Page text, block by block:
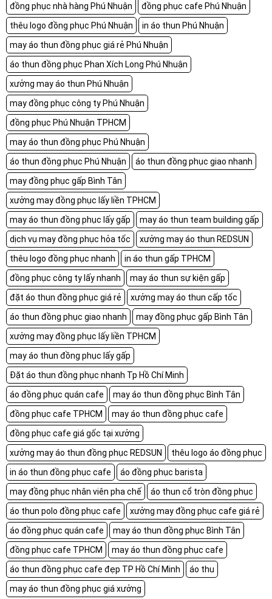
đồng phục nhà hàng Phú Nhuận
đồng phục cafe Phú Nhuận
thêu logo đồng phục Phú Nhuận
in áo thun Phú Nhuận
may áo thun đồng phục giá rẻ Phú Nhuận
áo thun đồng phục Phan Xích Long Phú Nhuận
xưởng may áo thun Phú Nhuận
may đồng phục công ty Phú Nhuận
đồng phục Phú Nhuận TPHCM
may áo thun đồng phục Phú Nhuận
áo thun đồng phục Phú Nhuận
áo thun đồng phục giao nhanh
may đồng phục gấp Bình Tân
xưởng may đồng phục lấy liền TPHCM
may áo thun đồng phục lấy gấp
may áo thun team building gấp
dịch vụ may đồng phục hỏa tốc
xưởng may áo thun REDSUN
thêu logo đồng phục nhanh
in áo thun gấp TPHCM
đồng phục công ty lấy nhanh
may áo thun sự kiện gấp
đặt áo thun đồng phục giá rẻ
xưởng may áo thun cấp tốc
áo thun đồng phục giao nhanh
may đồng phục gấp Bình Tân
xưởng may đồng phục lấy liền TPHCM
may áo thun đồng phục lấy gấp
Đặt áo thun đồng phục nhanh Tp Hồ Chí Minh
áo đồng phục quán cafe
may áo thun đồng phục Bình Tân
đồng phục cafe TPHCM
may áo thun đồng phục cafe
đồng phục cafe giá gốc tại xưởng
xưởng may áo thun đồng phục REDSUN
thêu logo áo đồng phục
in áo thun đồng phục cafe
áo đồng phục barista
may đồng phục nhân viên pha chế
áo thun cổ tròn đồng phục
áo thun polo đồng phục cafe
xưởng may đồng phục cafe giá rẻ
áo đồng phục quán cafe
may áo thun đồng phục Bình Tân
đồng phục cafe TPHCM
may áo thun đồng phục cafe
áo thun đồng phục cafe đẹp TP Hồ Chí Minh
áo thu
may áo thun đồng phục giá xưởng